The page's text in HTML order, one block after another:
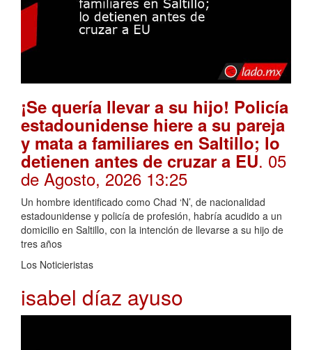
¡Se quería llevar a su hijo! Policía
estadounidense hiere a su pareja
y mata a familiares en Saltillo; lo
detienen antes de cruzar a EU. 05
de Agosto, 2026 13:25
Un hombre identificado como Chad ‘N’, de nacionalidad
estadounidense y policía de profesión, habría acudido a un
domicilio en Saltillo, con la intención de llevarse a su hijo de
tres años
Los Noticieristas
isabel díaz ayuso